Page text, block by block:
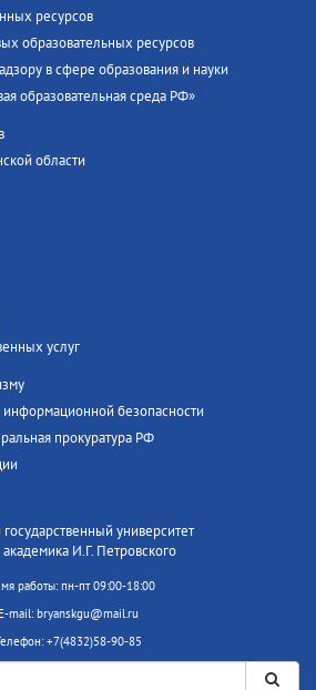
ресурсов
образовательных ресурсов
в сфере образования и науки
образовательная среда РФ»
области
услуг
информационной безопасности
прокуратура РФ
государственный университет
И.Г. Петровского
работы: пн-пт 09:00-18:00
E-mail: bryanskgu@mail.ru
+7(4832)58-90-85